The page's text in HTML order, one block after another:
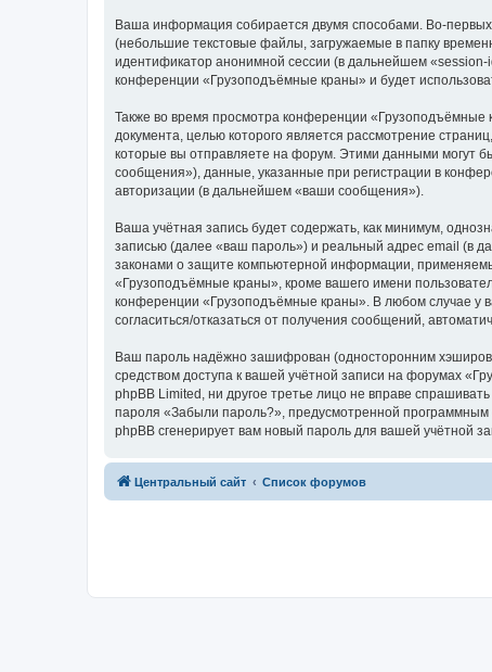
Ваша информация собирается двумя способами. Во-
(небольшие текстовые файлы, загружаемые в папку
идентификатор анонимной сессии (в дальнейшем
конференции «Грузоподъёмные краны» и будет
Также во время просмотра конференции
документа, целью которого является рассмотрение
которые вы отправляете на форум. Этими данными могут
сообщения»), данные, указанные при регистрации в
авторизации (в дальнейшем «ваши сообщения»).
Ваша учётная запись будет содержать, как минимум,
записью (далее «ваш пароль») и реальный адрес email (в
законами о защите компьютерной информации,
«Грузоподъёмные краны», кроме вашего имени
конференции «Грузоподъёмные краны». В любом случае у
согласиться/отказаться от получения сообщений,
Ваш пароль надёжно зашифрован (односторонним
средством доступа к вашей учётной записи на форумах
phpBB Limited, ни другое третье лицо не вправе
пароля «Забыли пароль?», предусмотренной
phpBB сгенерирует вам новый пароль для вашей учётной
Центральный сайт Список форумов